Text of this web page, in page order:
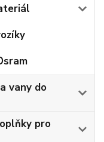
vany do
pro